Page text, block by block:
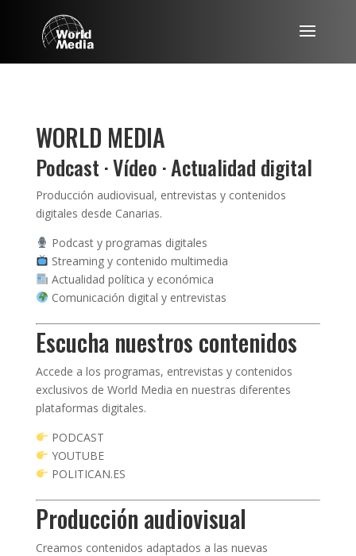
WORLD MEDIA
Podcast · Vídeo · Actualidad digital
Producción audiovisual, entrevistas y contenidos
digitales desde Canarias.
Podcast y programas digitales
Streaming y contenido multimedia
Actualidad política y económica
Comunicación digital y entrevistas
Escucha nuestros contenidos
Accede a los programas, entrevistas y contenidos
exclusivos de World Media en nuestras diferentes
plataformas digitales.
PODCAST
YOUTUBE
POLITICAN.ES
Producción audiovisual
Creamos contenidos adaptados a las nuevas